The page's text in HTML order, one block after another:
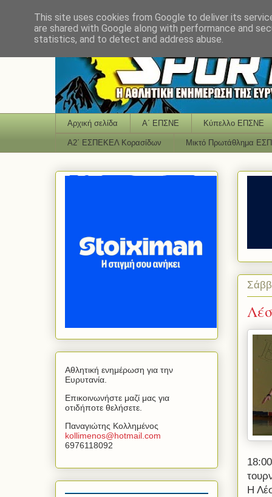
Αρχική σελίδα Α΄ ΕΠΣΝΕ Κύπελλο ΕΠΣΝΕ
Α2΄ ΕΣΠΕΚΕΛ Κορασίδων Μικτό Πρωτάθλημα
Η
Αθλητική ενημέρωση για την
Ευρυτανία.
Επικοινωνήστε μαζί μας για
οτιδήποτε θελήσετε.
Παναγιώτης Κολλημένος
kollimenos@hotmail com
6976118092
This site uses cookies from Google to deliver its
are shared with Google along with performance and
statistics, and to detect and address abuse.